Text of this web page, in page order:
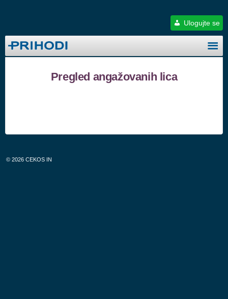
Ulogujte se
Pregled angažovanih lica
© 2026 CEKOS IN